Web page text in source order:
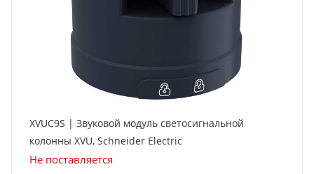
XVUC9S | Звуковой модуль светосигнальной
колонны XVU, Schneider Electric
Не поставляется